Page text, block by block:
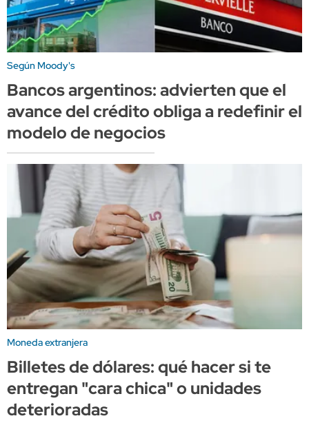
Según Moody's
Bancos argentinos: advierten que el
avance del crédito obliga a redefinir el
modelo de negocios
Moneda extranjera
Billetes de dólares: qué hacer si te
entregan "cara chica" o unidades
deterioradas